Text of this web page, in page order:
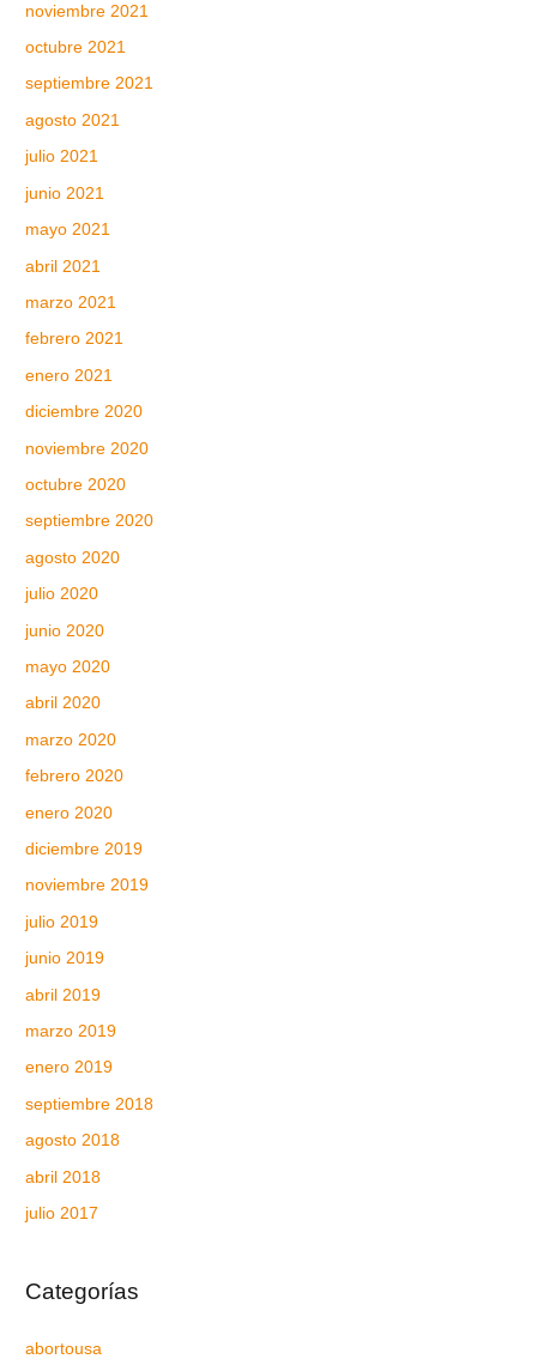
noviembre 2021
octubre 2021
septiembre 2021
agosto 2021
julio 2021
junio 2021
mayo 2021
abril 2021
marzo 2021
febrero 2021
enero 2021
diciembre 2020
noviembre 2020
octubre 2020
septiembre 2020
agosto 2020
julio 2020
junio 2020
mayo 2020
abril 2020
marzo 2020
febrero 2020
enero 2020
diciembre 2019
noviembre 2019
julio 2019
junio 2019
abril 2019
marzo 2019
enero 2019
septiembre 2018
agosto 2018
abril 2018
julio 2017
Categorías
abortousa